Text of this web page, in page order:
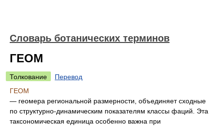
Словарь ботанических терминов
ГЕОМ
Толкование
Перевод
ГЕОМ
— геомера региональной размерности, объединяет сходные
по структурно-динамическим показателям классы фаций. Эта
таксономическая единица особенно важна при